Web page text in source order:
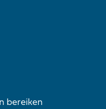
bereiken